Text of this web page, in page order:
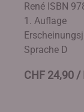
René ISBN
1. Auflage
Sprache D
CHF 24,90 /